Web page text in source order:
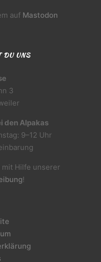
auf Mastodon
DU UNS
3
den Alpakas
9–12 Uhr
mit Hilfe unserer
!